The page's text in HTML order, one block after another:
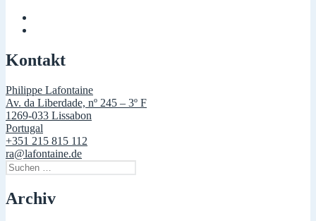
Kontakt
Philippe Lafontaine
Av. da Liberdade, nº 245 – 3º F
1269-033 Lissabon
Portugal
+351 215 815 112
ra@lafontaine.de
Suchen
nach:
Archiv